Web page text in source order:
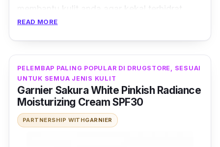
membantu kulit anda agar kekal terhidrat
sepanjang hari hanya dengan satu sapuan.
kelihatan bermaya sepanjang hari.
READ MORE
PELEMBAP PALING POPULAR DI DRUGSTORE, SESUAI
UNTUK SEMUA JENIS KULIT
Garnier Sakura White Pinkish Radiance
Moisturizing Cream SPF30
PARTNERSHIP WITHGARNIER